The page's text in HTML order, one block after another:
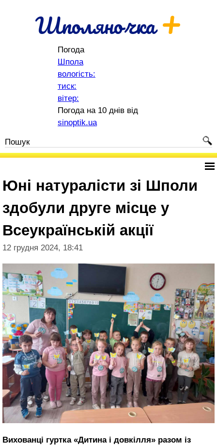
Шполяночка+
Погода
Шпола
вологість:
тиск:
вітер:
Погода на 10 днів від
sinoptik.ua
Юні натуралісти зі Шполи
здобули друге місце у
Всеукраїнській акції
12 грудня 2024, 18:41
Вихованці гуртка «Дитина і довкілля» разом із